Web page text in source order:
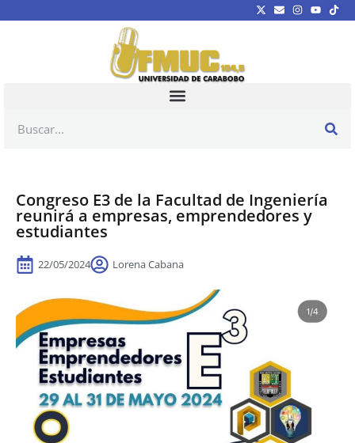
Congreso E3 de la Facultad de Ingeniería
reunirá a empresas, emprendedores y
estudiantes
22/05/2024 Lorena Cabana